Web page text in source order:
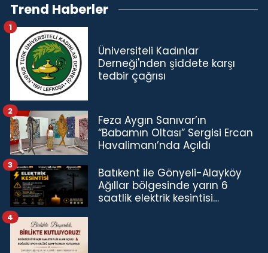
Trend Haberler
Üniversiteli Kadınlar
Derneği'nden şiddete karşı
tedbir çağrısı
1
Feza Aygın Sanıvar’ın
“Babamın Oltası” Sergisi Ercan
Havalimanı’nda Açıldı
2
Batıkent ile Gönyeli-Alayköy
Ağıllar bölgesinde yarın 6
saatlik elektrik kesintisi…
3
4